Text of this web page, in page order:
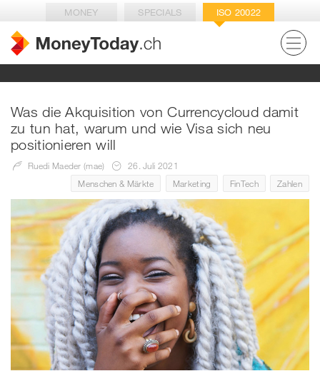
MONEY SPECIALS ISO 20022
Was die Akquisition von Currencycloud damit
zu tun hat, warum und wie Visa sich neu
positionieren will
Ruedi Maeder (mae)
26. Juli 2021
Menschen & Märkte
Marketing FinTech Zahlen